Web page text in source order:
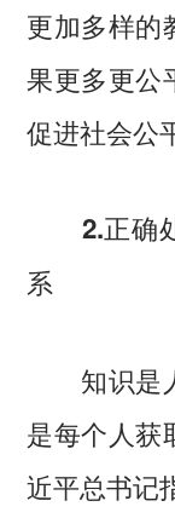
更加多样的
果更多更公
促进社会公
2.正确处
系
知识是人
是每个人获
近平总书记